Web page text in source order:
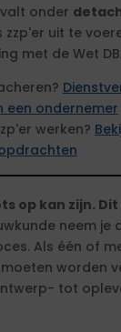
onder
uit te
met de Wet
een ondernemer
werken?
op kan zijn. Dit
neem je
Als één of
worden
tot